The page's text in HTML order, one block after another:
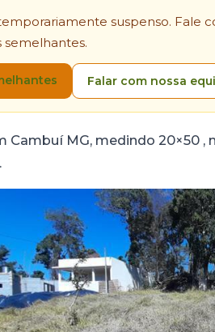
suspenso. Fale
Falar com nossa
Cambuí MG, medindo 20×50